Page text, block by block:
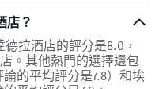
店？
拉酒店的評分是8.0，
。其他熱門的選擇還包
的平均評分是7.8）和埃